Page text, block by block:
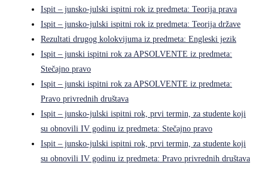
Ispit – junsko-julski ispitni rok iz predmeta: Teorija prava
Ispit – junsko-julski ispitni rok iz predmeta: Teorija države
Rezultati drugog kolokvijuma iz predmeta: Engleski jezik
Ispit – junski ispitni rok za APSOLVENTE iz predmeta:
Stečajno pravo
Ispit – junski ispitni rok za APSOLVENTE iz predmeta:
Pravo privrednih društava
Ispit – junsko-julski ispitni rok, prvi termin, za studente koji
su obnovili IV godinu iz predmeta: Stečajno pravo
Ispit – junsko-julski ispitni rok, prvi termin, za studente koji
su obnovili IV godinu iz predmeta: Pravo privrednih društava